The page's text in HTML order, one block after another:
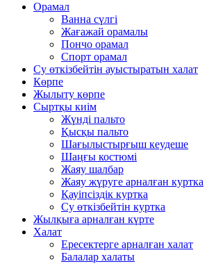
Орамал
Ванна сүлгі
Жағажай орамалы
Пончо орамал
Спорт орамал
Су өткізбейтін ауыстыратын халат
Көрпе
Жылыту көрпе
Сыртқы киім
Жүнді пальто
Қысқы пальто
Шағылыстырғыш кеудеше
Шаңғы костюмі
Жаяу шалбар
Жаяу жүруге арналған куртка
Қауіпсіздік куртка
Су өткізбейтін куртка
Жылқыға арналған күрте
Халат
Ересектерге арналған халат
Балалар халаты